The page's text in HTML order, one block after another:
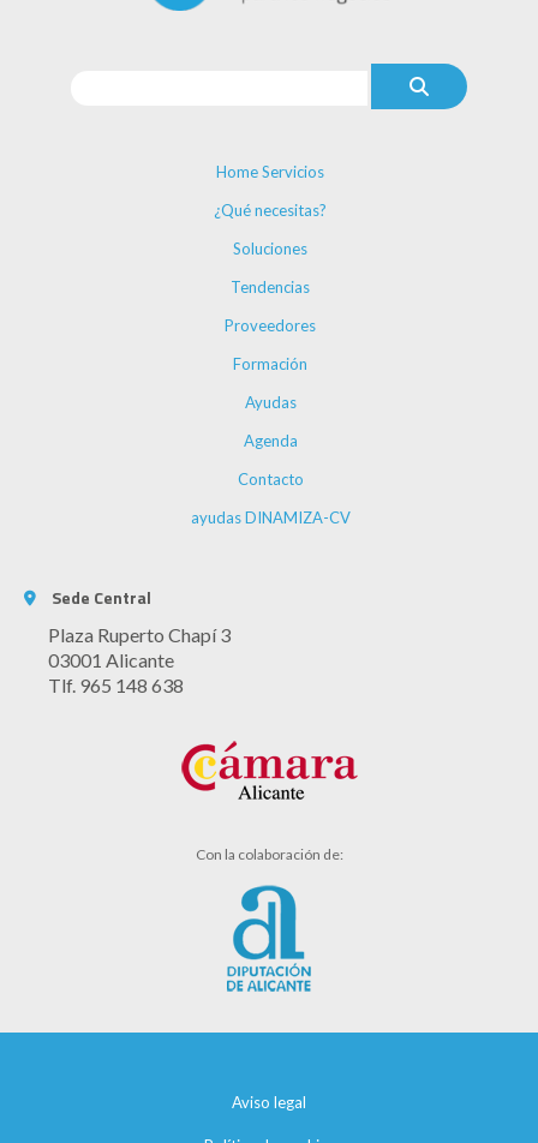
Home Servicios
¿Qué necesitas?
Soluciones
Tendencias
Proveedores
Formación
Ayudas
Agenda
Contacto
ayudas DINAMIZA-CV
Sede Central
Plaza Ruperto Chapí 3
03001 Alicante
Tlf. 965 148 638
Con la colaboración de:
Aviso legal